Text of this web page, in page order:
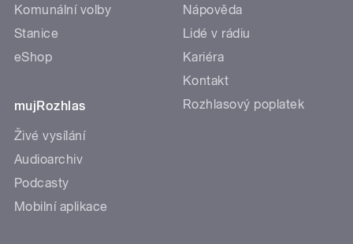
Komunální volby
Stanice
eShop
mujRozhlas
Živé vysílání
Audioarchiv
Podcasty
Mobilní aplikace
Nápověda
Lidé v rádiu
Kariéra
Kontakt
Rozhlasový poplatek